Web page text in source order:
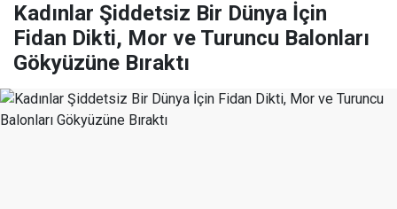
Kadınlar Şiddetsiz Bir Dünya İçin
Fidan Dikti, Mor ve Turuncu Balonları
Gökyüzüne Bıraktı